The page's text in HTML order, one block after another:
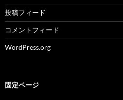
投稿フィード
コメントフィード
WordPress.org
固定ページ